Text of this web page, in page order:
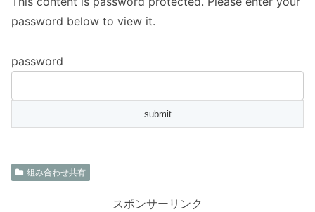
password below to view it.
password
組み合わせ共有
スポンサーリンク